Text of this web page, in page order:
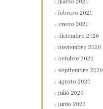
marzo2021
febrero2021
enero2021
diciembre2020
noviembre2020
octubre2020
septiembre2020
agosto2020
julio2020
junio2020